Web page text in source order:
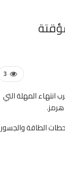
3
انتهاء المهلة التي
الطاقة والجسور